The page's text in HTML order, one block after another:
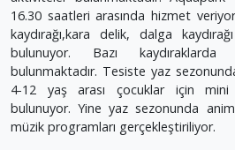
16.30 saatleri arasında hizmet
kaydırağı,kara delik, dalga
bulunuyor. Bazı
bulunmaktadır. Tesiste yaz
4-12 yaş arası çocuklar için mini
bulunuyor. Yine yaz sezonunda
müzik programları gerçekleştiriliyor.